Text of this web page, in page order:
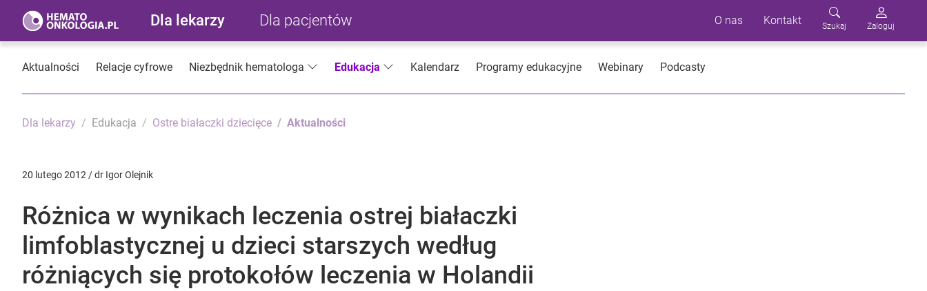
Dla lekarzy Dla pacjentów O nas Kontakt Szukaj Zaloguj
Aktualności Relacje cyfrowe Niezbędnik hematologa Edukacja Kalendarz Programy edukacyjne Webinary Podcasty
Dla lekarzy Edukacja Ostre białaczki dziecięce Aktualności
20 lutego 2012 / dr Igor Olejnik
Różnica w wynikach leczenia ostrej białaczki
limfoblastycznej u dzieci starszych według
różniących się protokołów leczenia w Holandii